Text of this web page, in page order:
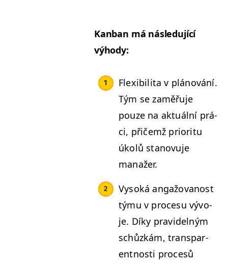
Kan­ban má násle­du­jící
výhody:
Flex­i­bili­ta v plánování.
Tým se zaměřu­je
pouze na aktuál­ní prá­
ci, přičemž pri­or­itu
úkolů stanovu­je
manažer.
Vysoká angažo­vanost
týmu v pro­ce­su vývo­
je. Díky pravidel­ným
schůzkám, trans­par­
ent­nos­ti pro­cesů